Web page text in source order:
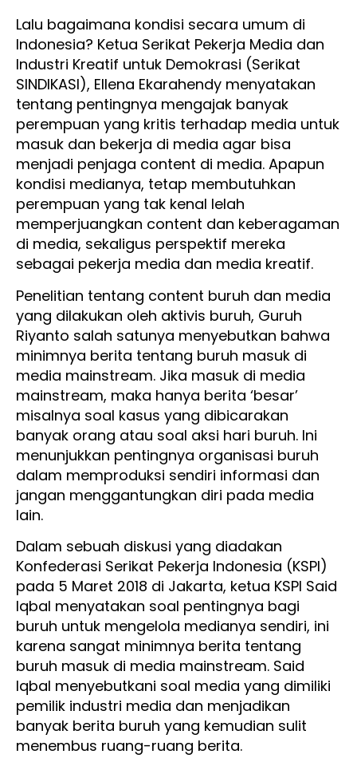
Lalu bagaimana kondisi secara umum di
Indonesia? Ketua Serikat Pekerja Media dan
Industri Kreatif untuk Demokrasi (Serikat
SINDIKASI), Ellena Ekarahendy menyatakan
tentang pentingnya mengajak banyak
perempuan yang kritis terhadap media untuk
masuk dan bekerja di media agar bisa
menjadi penjaga content di media. Apapun
kondisi medianya, tetap membutuhkan
perempuan yang tak kenal lelah
memperjuangkan content dan keberagaman
di media, sekaligus perspektif mereka
sebagai pekerja media dan media kreatif.
Penelitian tentang content buruh dan media
yang dilakukan oleh aktivis buruh, Guruh
Riyanto salah satunya menyebutkan bahwa
minimnya berita tentang buruh masuk di
media mainstream. Jika masuk di media
mainstream, maka hanya berita ‘besar’
misalnya soal kasus yang dibicarakan
banyak orang atau soal aksi hari buruh. Ini
menunjukkan pentingnya organisasi buruh
dalam memproduksi sendiri informasi dan
jangan menggantungkan diri pada media
lain.
Dalam sebuah diskusi yang diadakan
Konfederasi Serikat Pekerja Indonesia (KSPI)
pada 5 Maret 2018 di Jakarta, ketua KSPI Said
Iqbal menyatakan soal pentingnya bagi
buruh untuk mengelola medianya sendiri, ini
karena sangat minimnya berita tentang
buruh masuk di media mainstream. Said
Iqbal menyebutkani soal media yang dimiliki
pemilik industri media dan menjadikan
banyak berita buruh yang kemudian sulit
menembus ruang-ruang berita.